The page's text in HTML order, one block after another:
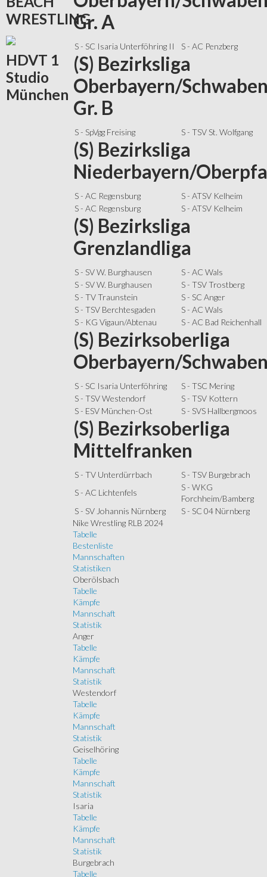
Gr. A
S - SC Isaria Unterföhring II S - AC Penzberg
(S) Bezirksliga
Oberbayern/
Gr. B
S - SpVgg Freising S - TSV St. Wolfgang
(S) Bezirksliga
Niederbayern/
S - AC Regensburg
S - ATSV Kelheim
S - AC Regensburg
S - ATSV Kelheim
(S) Bezirksliga
Grenzlandliga
S - SV W. Burghausen
S - AC Wals
S - SV W. Burghausen
S - TSV Trostberg
S - TV Traunstein
S - SC Anger
S - TSV Berchtesgaden
S - AC Wals
S - KG Vigaun/Abtenau
S - AC Bad Reichenhall
(S) Bezirksoberliga
Oberbayern/
S - SC Isaria Unterföhring
S - TSC Mering
S - TSV Westendorf
S - TSV Kottern
S - ESV München-Ost
S - SVS Hallbergmoos
(S) Bezirksoberliga
Mittelfranken
S - TV Unterdürrbach
S - TSV Burgebrach
S - AC Lichtenfels
S - WKG
Forchheim/Bamberg
S - SV Johannis Nürnberg
S - SC 04 Nürnberg
Nike Wrestling RLB 2024
Tabelle
Bestenliste
Mannschaften
Statistiken
Oberölsbach
Tabelle
Kämpfe
Mannschaft
Statistik
Anger
Tabelle
Kämpfe
Mannschaft
Statistik
Westendorf
Tabelle
Kämpfe
Mannschaft
Statistik
Geiselhöring
Tabelle
Kämpfe
Mannschaft
Statistik
Isaria
Tabelle
Kämpfe
Mannschaft
Statistik
Burgebrach
Tabelle
WRESTLING
HDVT 1
Studio
München